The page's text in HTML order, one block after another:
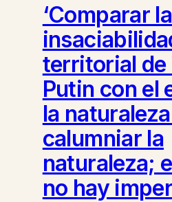
‘Comparar la
territorial de
Putin con el
la
calumniar la
naturaleza;
no hay